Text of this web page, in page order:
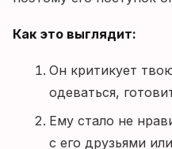
Как это выглядит:
Он критикует
одеваться,
Ему стало не
с его друзьями